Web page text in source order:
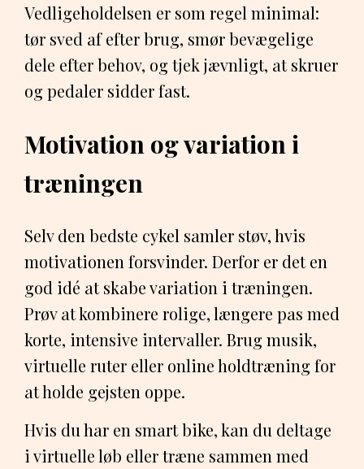
Vedligeholdelsen er som regel minimal:
tør sved af efter brug, smør bevægelige
dele efter behov, og tjek jævnligt, at skruer
og pedaler sidder fast.
Motivation og variation i
træningen
Selv den bedste cykel samler støv, hvis
motivationen forsvinder. Derfor er det en
god idé at skabe variation i træningen.
Prøv at kombinere rolige, længere pas med
korte, intensive intervaller. Brug musik,
virtuelle ruter eller online holdtræning for
at holde gejsten oppe.
Hvis du har en smart bike, kan du deltage
i virtuelle løb eller træne sammen med